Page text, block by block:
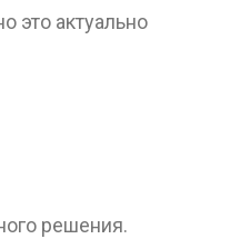
это актуально
решения.